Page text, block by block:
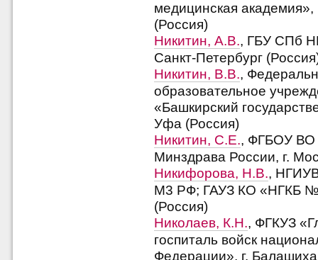
медицинская
(Россия)
Никитин, А.В., ГБУ СПб
Санкт-Петербург
Никитин, В.В.,
образовательное
«Башкирский
Уфа (Россия)
Никитин, С.Е., ФГБОУ ВО
Минздрава России, г.
Никифорова, Н.В.,
М3 РФ; ГАУЗ КО «НГКБ №
(Россия)
Николаев, К.Н., ФГКУЗ
госпиталь войск
Федерации», г.